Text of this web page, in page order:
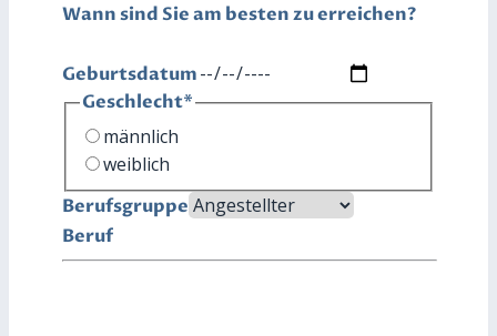
Wann sind Sie am besten zu erreichen?
Geburtsdatum
Geschlecht*
männlich
weiblich
Berufsgruppe
Beruf